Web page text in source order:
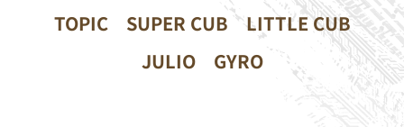
TOPIC
SUPER CUB
LITTLE CUB
JULIO
GYRO